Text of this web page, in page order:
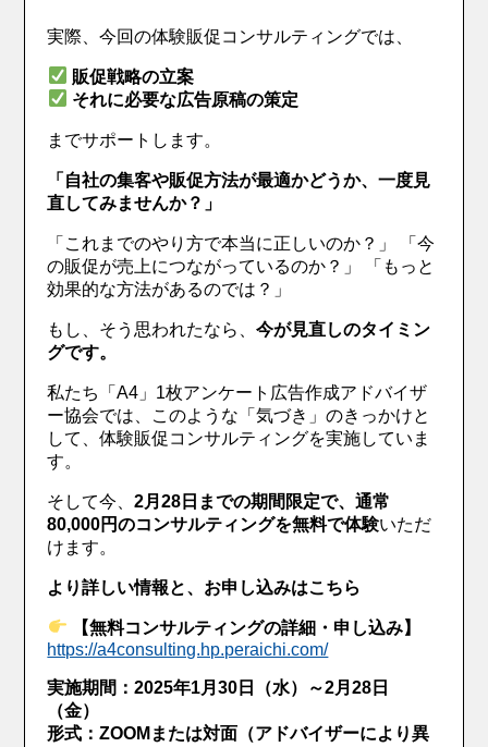
実際、今回の体験販促コンサルティングでは、
販促戦略の立案
それに必要な広告原稿の策定
までサポートします。
「自社の集客や販促方法が最適かどうか、一度見
直してみませんか？」
「これまでのやり方で本当に正しいのか？」 「今
の販促が売上につながっているのか？」 「もっと
効果的な方法があるのでは？」
もし、そう思われたなら、今が見直しのタイミン
グです。
私たち「A4」1枚アンケート広告作成アドバイザ
ー協会では、このような「気づき」のきっかけと
して、体験販促コンサルティングを実施していま
す。
そして今、2月28日までの期間限定で、通常
80,000円のコンサルティングを無料で体験いただ
けます。
より詳しい情報と、お申し込みはこちら
【無料コンサルティングの詳細・申し込み】
https://a4consulting.hp.peraichi.com/
実施期間：2025年1月30日（水）～2月28日
（金）
形式：ZOOMまたは対面（アドバイザーにより異